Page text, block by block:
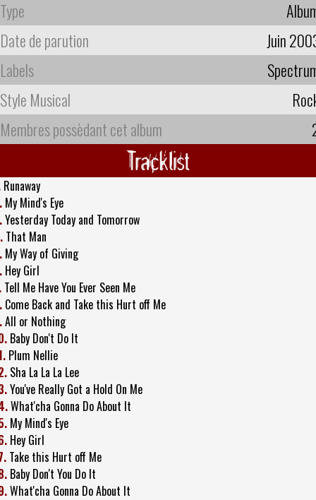
Type
Date de parution
Juin
Labels
Style Musical
Membres possèdant cet album
Tracklist
Runaway
My Mind's Eye
Yesterday Today and Tomorrow
That Man
My Way of Giving
Hey Girl
Tell Me Have You Ever Seen Me
Come Back and Take this Hurt off Me
All or Nothing
Baby Don't Do It
Plum Nellie
Sha La La La Lee
You've Really Got a Hold On Me
What'cha Gonna Do About It
My Mind's Eye
Hey Girl
Take this Hurt off Me
Baby Don't You Do It
What'cha Gonna Do About It